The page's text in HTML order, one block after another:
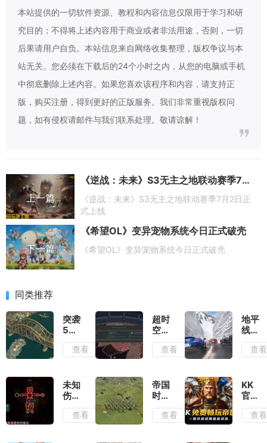
本站提供的一切软件资源、教程和内容信息仅限用于学习和研
究目的；不得将上述内容用于商业或者非法用途，否则，一切
后果请用户自负。本站信息来自网络收集整理，版权争议与本
站无关。您必须在下载后的24个小时之内，从您的电脑或手机
中彻底删除上述内容。如果您喜欢该程序和内容，请支持正
版，购买注册，得到更好的正版服务。我们非常重视版权问
题，如有侵权请邮件与我们联系处理。敬请谅解！
上一篇
《逆战：未来》S3无主之地联动赛季7月2日正式上线
《逆战：未来》S3无主之地联动赛季7月2日正
式上线
下一篇
《希望OL》变异宠物系统今日正式破壳
《希望OL》变异宠物系统今日正式破壳
同类推荐
突袭
5测
评：
除了
优点
可言
查看
超时
空地
牢测
评：
间穿
梭找
到合
适的
查看
地平
线6
测
评：
厚到
几乎
无法
忽视
查看
未知
伤亡
测
评：
查看
帝国
时代
4岳
飞传
查看
KK
官方
对战
平台
查看